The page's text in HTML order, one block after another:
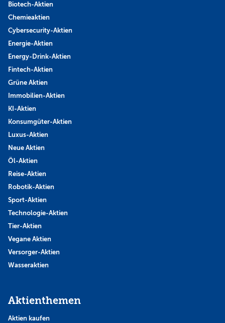
Biotech-Aktien
Chemieaktien
Cybersecurity-Aktien
Energie-Aktien
Energy-Drink-Aktien
Fintech-Aktien
Grüne Aktien
Immobilien-Aktien
KI-Aktien
Konsumgüter-Aktien
Luxus-Aktien
Neue Aktien
Öl-Aktien
Reise-Aktien
Robotik-Aktien
Sport-Aktien
Technologie-Aktien
Tier-Aktien
Vegane Aktien
Versorger-Aktien
Wasseraktien
Aktienthemen
Aktien kaufen